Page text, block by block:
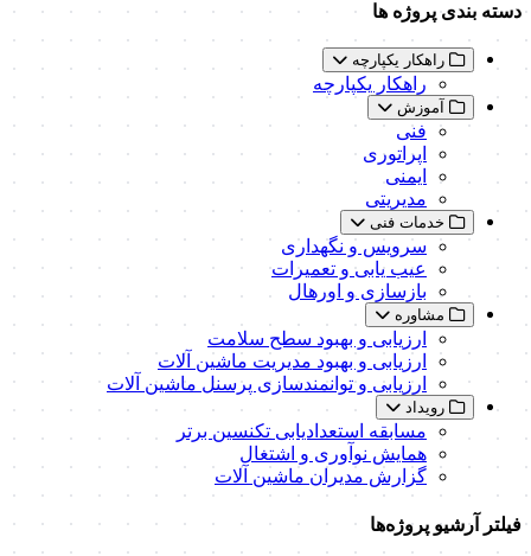
دسته بندی پروژه ها
راهکار یکپارچه
راهکار یکپارچه
آموزش
فنی
اپراتوری
ایمنی
مدیریتی
خدمات فنی
سرویس و نگهداری
عیب یابی و تعمیرات
بازسازی و اورهال
مشاوره
ارزیابی و بهبود سطح سلامت
ارزیابی و بهبود مدیریت ماشین آلات
ارزیابی و توانمندسازی پرسنل ماشین آلات
رویداد
مسابقه استعدادیابی تکنسین برتر
همایش نوآوری و اشتغال
گزارش مدیران ماشین آلات
فیلتر آرشیو پروژه‌ها